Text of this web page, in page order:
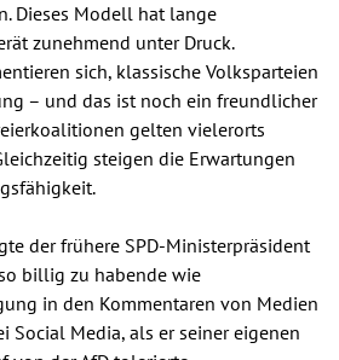
Dieses Modell hat lange
zunehmend unter Druck.
sich, klassische Volksparteien
– und das ist noch ein freundlicher
gelten vielerorts
steigen die Erwartungen
der frühere SPD-Ministerpräsident
billig zu habende wie
in den Kommentaren von Medien
Social Media, als er seiner eigenen